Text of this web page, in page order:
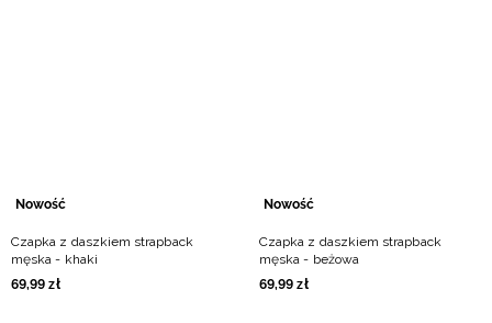
Nowość
Czapka z daszkiem strapback
męska - khaki
69,99 zł
Nowość
Czapka z daszkiem strapback
męska - beżowa
69,99 zł